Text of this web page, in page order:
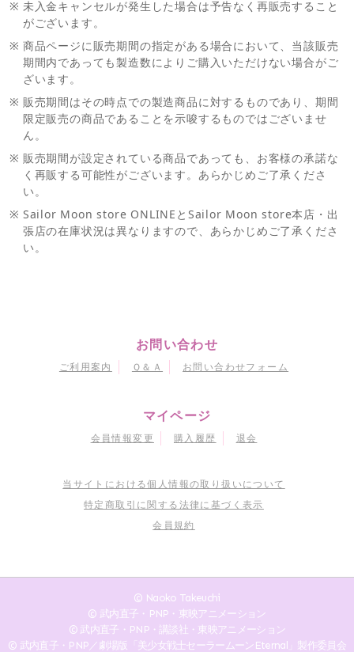
※ 未入金キャンセルが発生した場合は予告なく再販売すること
がございます。
※ 商品ページに販売期間の指定がある場合において、当該販売
期間内であっても製造数によりご購入いただけない場合がご
ざいます。
※ 販売期間はその時点での製造商品に対するものであり、期間
限定販売の商品であることを示唆するものではございませ
ん。
※ 販売期間が設定されている商品であっても、お客様の承諾な
く再販する可能性がございます。あらかじめご了承くださ
い。
※ Sailor Moon store ONLINEとSailor Moon store本店・出
張店の在庫状況は異なりますので、あらかじめご了承くださ
い。
お問い合わせ
ご利用案内 Ｑ＆Ａ お問い合わせフォーム
マイページ
会員情報変更 購入履歴 退会
当サイトにおける個人情報の取り扱いについて
特定商取引に関する法律に基づく表示
会員規約
© Naoko Takeuchi
© 武内直子・PNP・東映アニメーション
© 武内直子・PNP・講談社・東映アニメーション
© 武内直子・PNP／劇場版「美少女戦士セーラームーンEternal」製作委員会